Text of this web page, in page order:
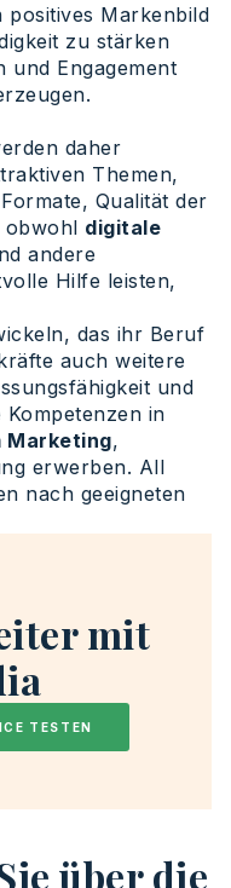
positives Markenbild
zu stärken
und Engagement
daher
Themen,
Qualität der
obwohl digitale
andere
Hilfe leisten,
das ihr Beruf
auch weitere
und
Kompetenzen in
Marketing,
erwerben. All
nach geeigneten
mit
TESTEN
über die